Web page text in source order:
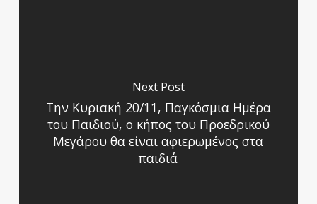
Next Post
Την Κυριακή 20/11, Παγκόσμια Ημέρα
του Παιδιού, ο κήπος του Προεδρικού
Μεγάρου θα είναι αφιερωμένος στα
παιδιά